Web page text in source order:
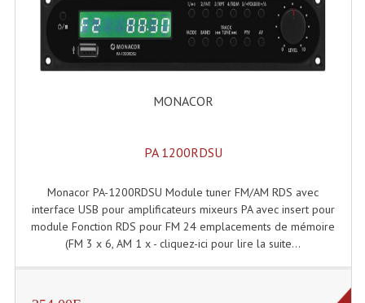
Tables De Mixage DJ
Controleurs DJ USB / MP3
Consoles Sono Et Studio
Consoles Amplifiées
Lumière
Boules À Facettes
MONACOR
PA 1200RDSU
Monacor PA-1200RDSU Module tuner FM/AM RDS avec
interface USB pour amplificateurs mixeurs PA avec insert pour
module Fonction RDS pour FM 24 emplacements de mémoire
(FM 3 x 6, AM 1 x - cliquez-ici pour lire la suite...